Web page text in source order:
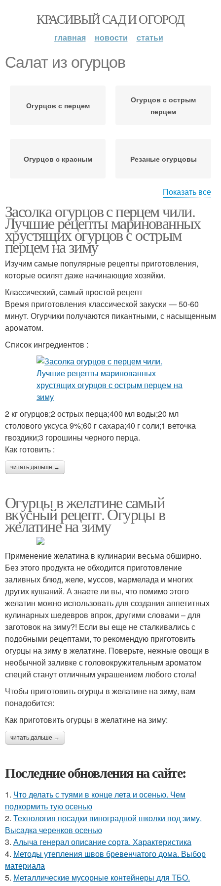
КРАСИВЫЙ САД И ОГОРОД
главная новости статьи
Салат из огурцов
Огурцов с перцем
Огурцов с острым
перцем
Огурцов с красным Резаные огурцовы
огурцов
Показать все
Засолка огурцов с перцем чили.
Лучшие рецепты маринованных
хрустящих огурцов с острым
перцем на зиму
Изучим самые популярные рецепты приготовления,
которые осилят даже начинающие хозяйки.
Классический, самый простой рецепт
Время приготовления классической закуски — 50-60
минут. Огурчики получаются пикантными, с насыщенным
ароматом.
Список ингредиентов :
2 кг огурцов;2 острых перца;400 мл воды;20 мл
столового уксуса 9%;60 г сахара;40 г соли;1 веточка
гвоздики;3 горошины черного перца.
Как готовить :
читать дальше →
Огурцы в желатине самый
вкусный рецепт. Огурцы в
желатине на зиму
Применение желатина в кулинарии весьма обширно.
Без этого продукта не обходится приготовление
заливных блюд, желе, муссов, мармелада и многих
других кушаний. А знаете ли вы, что помимо этого
желатин можно использовать для создания аппетитных
кулинарных шедевров впрок, другими словами – для
заготовок на зиму?! Если вы еще не сталкивались с
подобными рецептами, то рекомендую приготовить
огурцы на зиму в желатине. Поверьте, нежные овощи в
необычной заливке с головокружительным ароматом
специй станут отличным украшением любого стола!
Чтобы приготовить огурцы в желатине на зиму, вам
понадобится:
Как приготовить огурцы в желатине на зиму:
читать дальше →
Последние обновления на сайте:
1. Что делать с туями в конце лета и осенью. Чем
подкормить тую осенью
2. Технология посадки виноградной школки под зиму.
Высадка черенков осенью
3. Алыча генерал описание сорта. Характеристика
4. Методы утепления швов бревенчатого дома. Выбор
материала
5. Металлические мусорные контейнеры для ТБО.